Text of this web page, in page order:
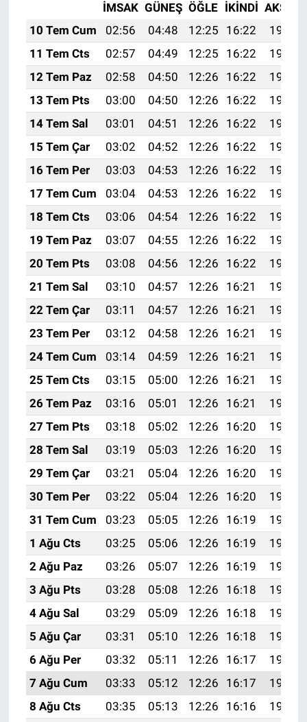
İMSAK GÜNEŞ ÖĞLE İKINDI AKŞAM
10 Tem Cum
02:56 04:48 12:25 16:22
19:52
11 Tem Cts
02:57 04:49 12:25 16:22
19:52
12 Tem Paz
02:58 04:50 12:26 16:22
19:52
13 Tem Pts
03:00 04:50 12:26 16:22
19:51
14 Tem Sal
03:01 04:51 12:26 16:22
19:51
15 Tem Çar
03:02 04:52 12:26 16:22
19:50
16 Tem Per
03:03 04:53 12:26 16:22
19:49
17 Tem Cum
03:04 04:53 12:26 16:22
19:49
18 Tem Cts
03:06 04:54 12:26 16:22
19:48
19 Tem Paz
03:07 04:55 12:26 16:22
19:48
20 Tem Pts
03:08 04:56 12:26 16:22
19:47
21 Tem Sal
03:10 04:57 12:26 16:21
19:46
22 Tem Çar
03:11 04:57 12:26 16:21
19:45
23 Tem Per
03:12 04:58 12:26 16:21
19:45
24 Tem Cum
03:14 04:59 12:26 16:21
19:44
25 Tem Cts
03:15 05:00 12:26 16:21
19:43
26 Tem Paz
03:16 05:01 12:26 16:21
19:42
27 Tem Pts
03:18 05:02 12:26 16:20
19:41
28 Tem Sal
03:19 05:03 12:26 16:20
19:40
29 Tem Çar
03:21 05:04 12:26 16:20
19:39
30 Tem Per
03:22 05:04 12:26 16:20
19:38
31 Tem Cum
03:23 05:05 12:26 16:19
19:37
1 Ağu Cts
03:25 05:06 12:26 16:19
19:36
2 Ağu Paz
03:26 05:07 12:26 16:19
19:35
3 Ağu Pts
03:28 05:08 12:26 16:18
19:34
4 Ağu Sal
03:29 05:09 12:26 16:18
19:33
5 Ağu Çar
03:31 05:10 12:26 16:18
19:32
6 Ağu Per
03:32 05:11 12:26 16:17
19:31
7 Ağu Cum
03:33 05:12 12:26 16:17
19:30
8 Ağu Cts
03:35 05:13 12:26 16:16
19:29